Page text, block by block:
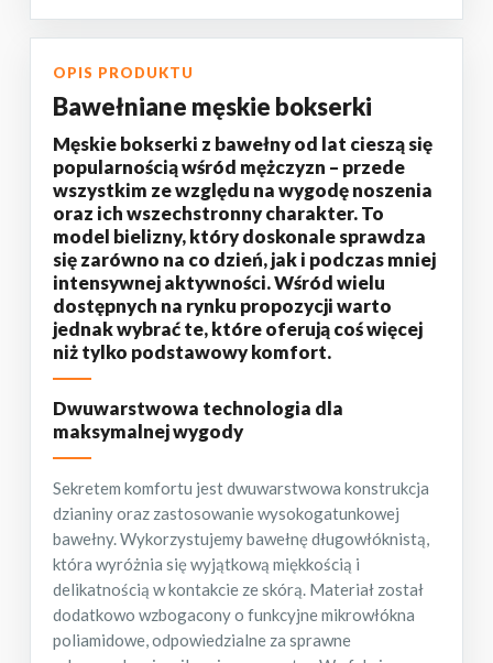
OPIS PRODUKTU
Bawełniane męskie bokserki
Męskie bokserki z bawełny od lat cieszą się
popularnością wśród mężczyzn – przede
wszystkim ze względu na wygodę noszenia
oraz ich wszechstronny charakter. To
model bielizny, który doskonale sprawdza
się zarówno na co dzień, jak i podczas mniej
intensywnej aktywności. Wśród wielu
dostępnych na rynku propozycji warto
jednak wybrać te, które oferują coś więcej
niż tylko podstawowy komfort.
Dwuwarstwowa technologia dla
maksymalnej wygody
Sekretem komfortu jest dwuwarstwowa konstrukcja
dzianiny oraz zastosowanie wysokogatunkowej
bawełny. Wykorzystujemy bawełnę długowłóknistą,
która wyróżnia się wyjątkową miękkością i
delikatnością w kontakcie ze skórą. Materiał został
dodatkowo wzbogacony o funkcyjne mikrowłókna
poliamidowe, odpowiedzialne za sprawne